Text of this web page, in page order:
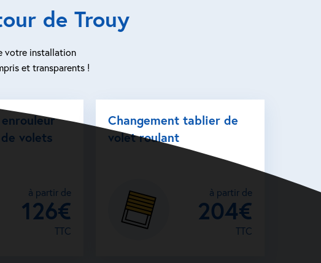
de Trouy
votre installation
et transparents !
volets
à partir de
126€
TTC
Changement tablier de
volet roulant
à partir de
204€
TTC